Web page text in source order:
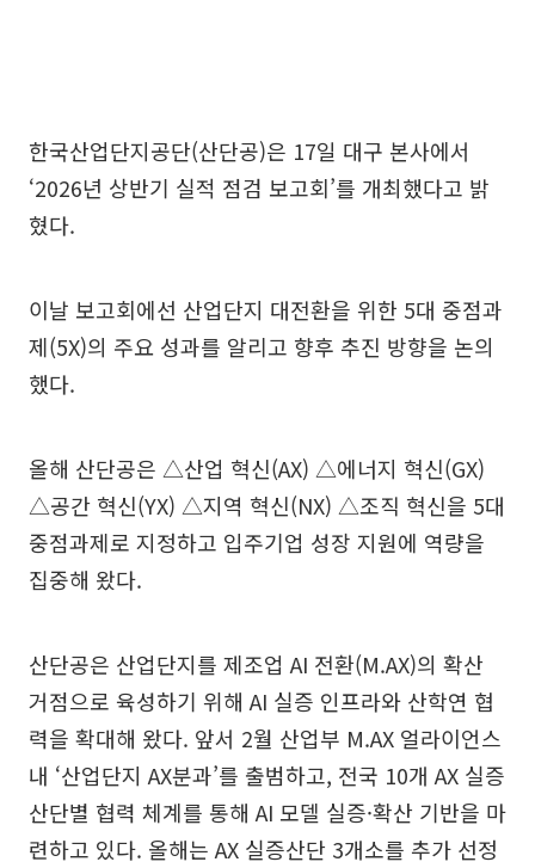
한국산업단지공단(산단공)은 17일 대구 본사에서
‘2026년 상반기 실적 점검 보고회’를 개최했다고 밝
혔다.
이날 보고회에선 산업단지 대전환을 위한 5대 중점과
제(5X)의 주요 성과를 알리고 향후 추진 방향을 논의
했다.
올해 산단공은 △산업 혁신(AX) △에너지 혁신(GX)
△공간 혁신(YX) △지역 혁신(NX) △조직 혁신을 5대
중점과제로 지정하고 입주기업 성장 지원에 역량을
집중해 왔다.
산단공은 산업단지를 제조업 AI 전환(M.AX)의 확산
거점으로 육성하기 위해 AI 실증 인프라와 산학연 협
력을 확대해 왔다. 앞서 2월 산업부 M.AX 얼라이언스
내 ‘산업단지 AX분과’를 출범하고, 전국 10개 AX 실증
산단별 협력 체계를 통해 AI 모델 실증·확산 기반을 마
련하고 있다. 올해는 AX 실증산단 3개소를 추가 선정